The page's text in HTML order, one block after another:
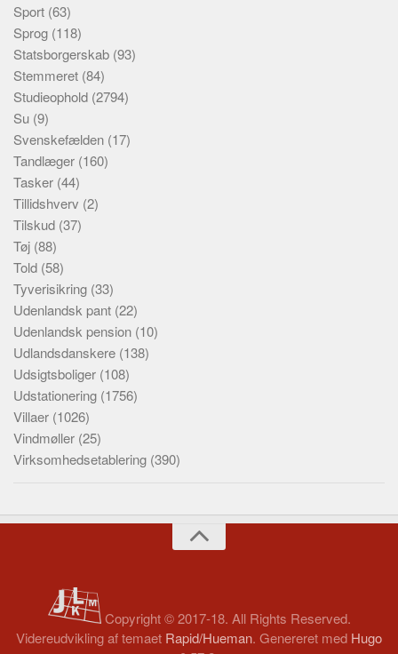
Sport (63)
Sprog (118)
Statsborgerskab (93)
Stemmeret (84)
Studieophold (2794)
Su (9)
Svenskefælden (17)
Tandlæger (160)
Tasker (44)
Tillidshverv (2)
Tilskud (37)
Tøj (88)
Told (58)
Tyverisikring (33)
Udenlandsk pant (22)
Udenlandsk pension (10)
Udlandsdanskere (138)
Udsigtsboliger (108)
Udstationering (1756)
Villaer (1026)
Vindmøller (25)
Virksomhedsetablering (390)
Copyright © 2017-18. All Rights Reserved.
Videreudvikling af temaet Rapid/Hueman. Genereret med Hugo